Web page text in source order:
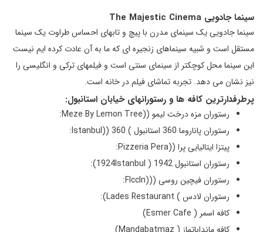
سینما جادویی The Majestic Cinema
سینما جادویی یک سینمای مدرن با پیچ و تابهای احساس طراوت یک سینما
مستقل است و شبیه سینماهای زنجیره ای که ما به آن عادت کرده ایم نیست
این سینما محل کوچکتر از سینمای سنتی است و فیلمهای ترکی و انگلیسی را
نیز نشان می دهد. تجربه تماشای فیلم در خانه است.
پرطرفدارترین کافه ها و رستورانهای خیابان استانبول:
رستوران مزه درخت لیمو ((Meze By Lemon Tree:
رستوران پاناروما 360 استانبول ) 360 ((Istanbul:
پیتزا ایتالیایی پرا ((Pizzeria Pera:
رستوران استانبول 1942 ( 1924Istanbul):
رستوران فیچین روسی (((FIccIn:
رستوران لادس ) Lades Restaurant):
کافه اسمر ( Esmer Cafe)